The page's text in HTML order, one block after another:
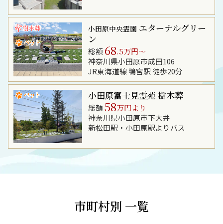
小田原中央霊園 エターナルグリー
ン
総額 68.5万円～
神奈川県小田原市成田106
JR東海道線 鴨宮駅 徒歩20分
小田原富士見霊苑 樹木葬
総額58万円より
神奈川県小田原市下大井
新松田駅・小田原駅よりバス
市町村別 一覧